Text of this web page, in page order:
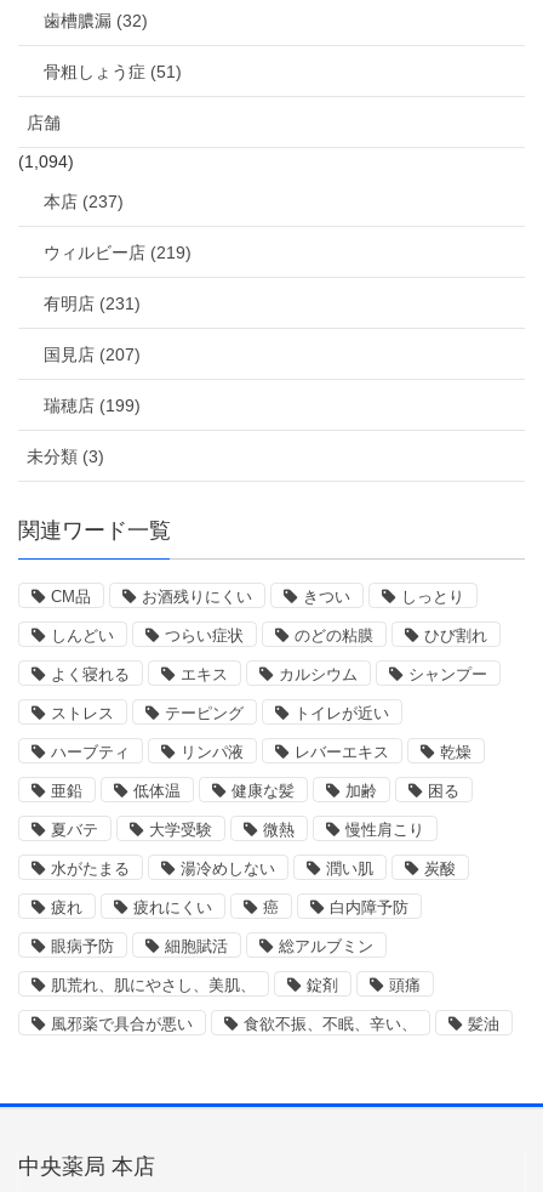
歯槽膿漏 (32)
骨粗しょう症 (51)
店舗
(1,094)
本店 (237)
ウィルビー店 (219)
有明店 (231)
国見店 (207)
瑞穂店 (199)
未分類 (3)
関連ワード一覧
CM品 お酒残りにくい きつい しっとり
しんどい つらい症状 のどの粘膜 ひび割れ
よく寝れる エキス カルシウム シャンプー
ストレス テーピング トイレが近い
ハーブティ リンパ液 レバーエキス 乾燥
亜鉛 低体温 健康な髪 加齢 困る
夏バテ 大学受験 微熱 慢性肩こり
水がたまる 湯冷めしない 潤い肌 炭酸
疲れ 疲れにくい 癌 白内障予防
眼病予防 細胞賦活 総アルブミン
肌荒れ、肌にやさし、美肌、 錠剤 頭痛
風邪薬で具合が悪い 食欲不振、不眠、辛い、 髪油
中央薬局 本店